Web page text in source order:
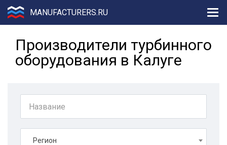
MANUFACTURERS.RU
Производители турбинного
оборудования в Калуге
Регион